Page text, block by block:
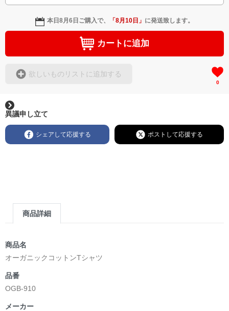
本日8月6日 ご購入で、 「8月10日 」 に発送致します。
カートに追加
欲しいものリストに追加する
0
異議申し立て
シェアして応援する ポストして応援する
商品詳細
商品名
オーガニックコットンTシャツ
品番
OGB-910
メーカー